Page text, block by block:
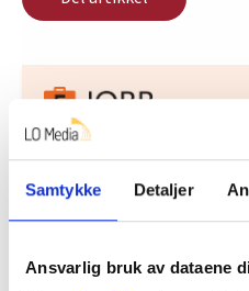
Samtykke Detaljer
Ansvarlig bruk av dataene
Nå:4stillingsannonser